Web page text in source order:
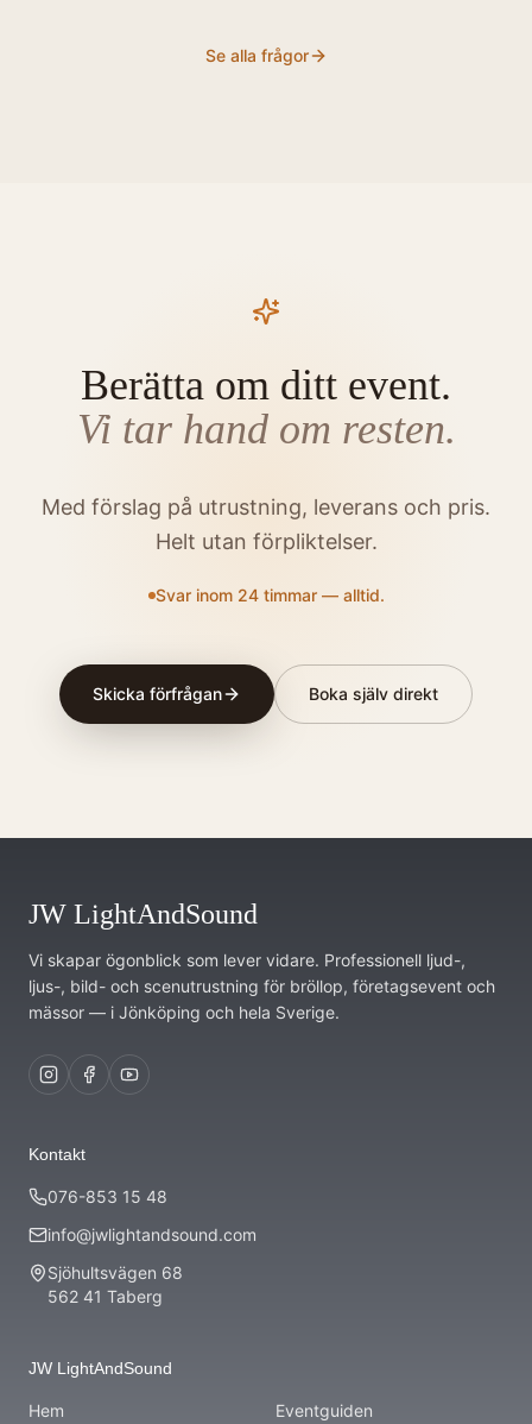
Se alla frågor
Berätta om ditt event.
Vi tar hand om resten.
Med förslag på utrustning, leverans och pris.
Helt utan förpliktelser.
Svar inom 24 timmar — alltid.
Skicka förfrågan Boka själv direkt
JW LightAndSound
Vi skapar ögonblick som lever vidare. Professionell ljud-,
ljus-, bild- och scenutrustning för bröllop, företagsevent och
mässor — i Jönköping och hela Sverige.
Kontakt
076-853 15 48
info@jwlightandsound.com
Sjöhultsvägen 68
562 41 Taberg
JW LightAndSound
Hem Eventguiden